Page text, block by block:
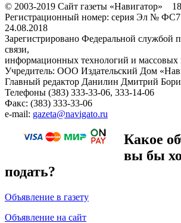
© 2003-2019 Сайт газеты «Навигатор»
Регистрационный номер: серия Эл №
24.08.2018
Зарегистрировано Федеральной службой
связи,
информационных технологий и
Учредитель: ООО Издательский Дом
Главный редактор Данилин Дмитрий
Телефоны (383) 333-33-06, 333-14-06
Факс: (383) 333-33-06
e-mail: gazeta@navigato.ru
Какое
вы бы
подать?
Объявление в газету
Объявление на сайт